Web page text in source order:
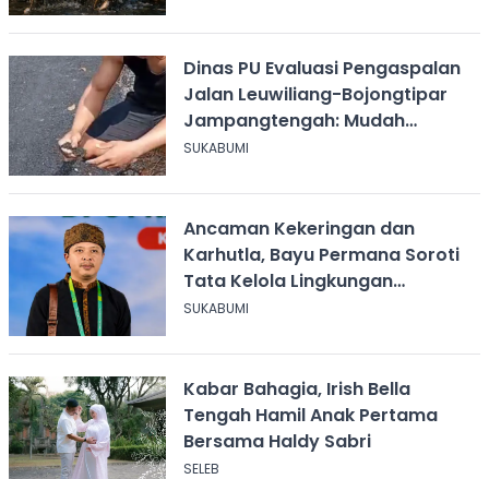
Dinas PU Evaluasi Pengaspalan
Jalan Leuwiliang-Bojongtipar
Jampangtengah: Mudah
Mengelupas
SUKABUMI
Ancaman Kekeringan dan
Karhutla, Bayu Permana Soroti
Tata Kelola Lingkungan
Sukabumi
SUKABUMI
Kabar Bahagia, Irish Bella
Tengah Hamil Anak Pertama
Bersama Haldy Sabri
SELEB